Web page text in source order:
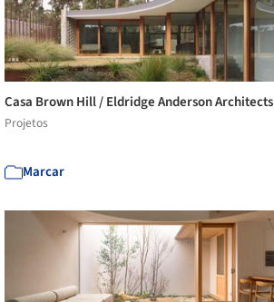
Casa Brown Hill / Eldridge Anderson Architects
Projetos
Marcar